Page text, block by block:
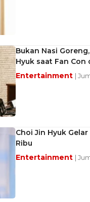
Bukan Nasi
Hyuk saat Fan Con
Entertainment |
Choi Jin Hyuk
Ribu
Entertainment |